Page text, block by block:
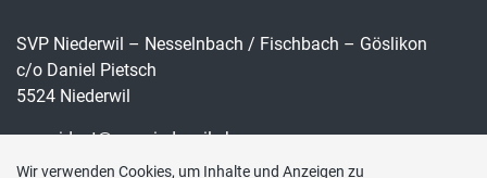
SVP Niederwil – Nesselnbach / Fischbach – Göslikon
c/o Daniel Pietsch
5524 Niederwil
praesident@svp-niederwil.ch
Wir verwenden Cookies, um Inhalte und Anzeigen zu